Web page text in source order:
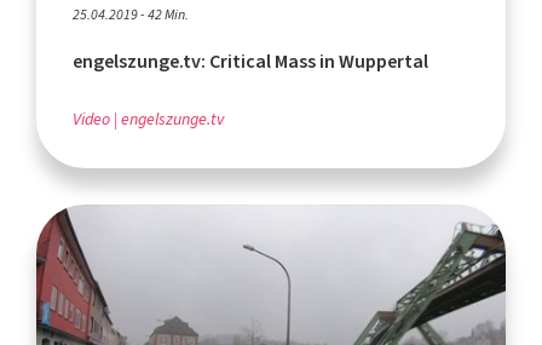
25.04.2019 - 42 Min.
engelszunge.tv: Critical Mass in Wuppertal
Video engelszunge.tv